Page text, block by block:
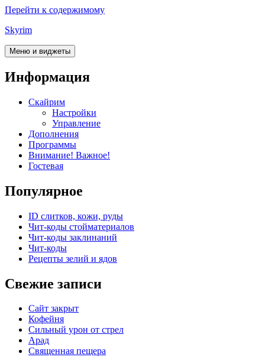
Перейти к содержимому
Skyrim
Меню и виджеты
Информация
Скайрим
Настройки
Управление
Дополнения
Программы
Внимание! Важное!
Гостевая
Популярное
ID слитков, кожи, руды
Чит-коды стойматериалов
Чит-коды заклинаний
Чит-коды
Рецепты зелий и ядов
Свежие записи
Сайт закрыт
Кофейня
Cильный урон от стрел
Арад
Священная пещера